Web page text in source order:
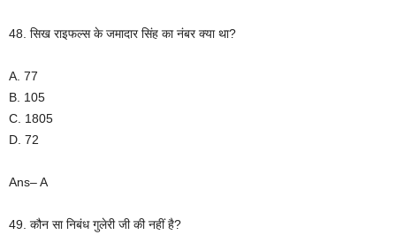
48. सिख राइफल्स के जमादार सिंह का नंबर क्या था?
A. 77
B. 105
C. 1805
D. 72
Ans– A
49. कौन सा निबंध गुलेरी जी की नहीं है?